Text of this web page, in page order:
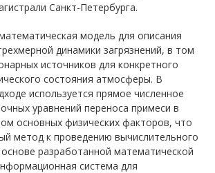
Санкт-Петербурга.
модель для описания
динамики загрязнений, в том
источников для конкретного
состояния атмосферы. В
используется прямое численное
уравнений переноса примеси в
основных физических факторов, что
метод к проведению вычислительного
разработанной математической
система для